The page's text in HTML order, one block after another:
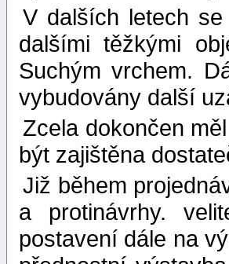
V dalších letech
dalšími těžkými
Suchým vrchem.
vybudovány další
Zcela dokončen
být zajištěna
Již během
a protinávrhy.
postavení dále na